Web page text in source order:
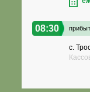
08:30
с.